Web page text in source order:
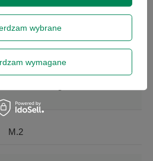
512
M.2
wybrane
wymagane